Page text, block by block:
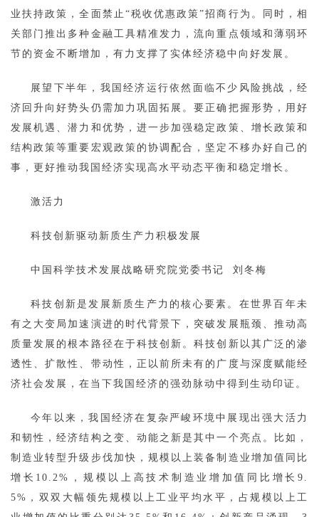
业扶持政策，全面禁止“税收优惠政策”招商行为。同时，相
关部门推出多种金融工具精准发力，流向重点领域和薄弱环
节的资金不断增加，有力支撑了实体经济稳中向好发展。
展望下半年，我国经济运行依然面临不少风险挑战，经
济回升向好势头仍需加力巩固拓展。要正确把握形势，用好
发展机遇、潜力和优势，进一步加强稳定政策、增长政策和
结构政策等重要宏观政策的协调配合，坚定不移办好自己的
事，更好推动我国经济实现高水平动态平衡和稳定增长。
激活力
科技创新驱动新质生产力积极发展
中国科学技术发展战略研究院党委书记 刘冬梅
科技创新是发展新质生产力的核心要素。在世界百年未
有之大变局加速演进的时代背景下，突破发展瓶颈、推动高
质量发展的根本路径在于科技创新。科技创新以其广泛的渗
透性、扩散性、带动性，正以前所未有的广度与深度赋能经
济社会发展，在当下我国经济的强劲脉动中得到生动印证。
今年以来，我国经济在复杂严峻环境中展现出强大活力
和韧性，经济结构之变、动能之新是其中一个亮点。比如，
制造业转型升级步伐加快，规模以上装备制造业增加值同比
增长10.2%，规模以上高技术制造业增加值同比增长9.
5%，双双大幅领先规模以上工业平均水平，占规模以上工